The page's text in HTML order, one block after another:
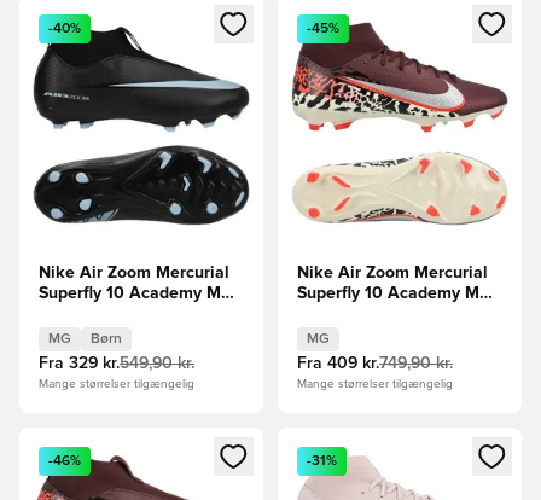
Åbner en Modal til at logge ind eller tilmelde dig som
-40%
Nike Air Zoom Mercurial
Superfly 10 Academy MG
MG Børn
Fra 329 kr.549,90 kr.
Mange størrelser tilgængelig
Åbner en Modal til at logge
-45%
Nike Air Zoom Mercurial
Superfly 10 Academy MG
Bordeaux/Sølv/Rød/Grå
MG
Fra 409 kr.749,90 kr.
Mange størrelser tilgængelig
Åbner en Modal til at logge ind eller tilmelde dig som
-46%
Åbner en Modal til at logge
-31%